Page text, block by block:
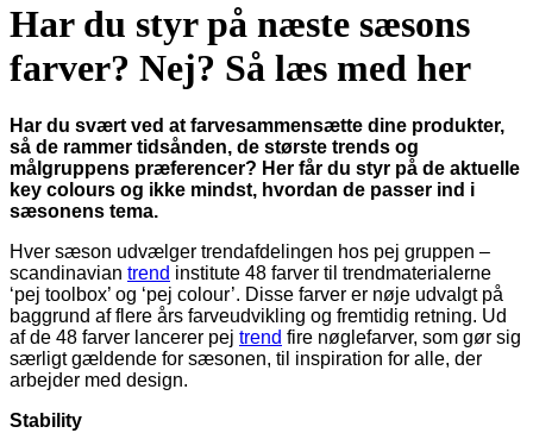
Har du styr på næste sæsons
farver? Nej? Så læs med her
Har du svært ved at farvesammensætte dine produkter,
så de rammer tidsånden, de største trends og
målgruppens præferencer? Her får du styr på de aktuelle
key colours og ikke mindst, hvordan de passer ind i
sæsonens tema.
Hver sæson udvælger trendafdelingen hos pej gruppen –
scandinavian trend institute 48 farver til trendmaterialerne
‘pej toolbox’ og ‘pej colour’. Disse farver er nøje udvalgt på
baggrund af flere års farveudvikling og fremtidig retning. Ud
af de 48 farver lancerer pej trend fire nøglefarver, som gør sig
særligt gældende for sæsonen, til inspiration for alle, der
arbejder med design.
Stability